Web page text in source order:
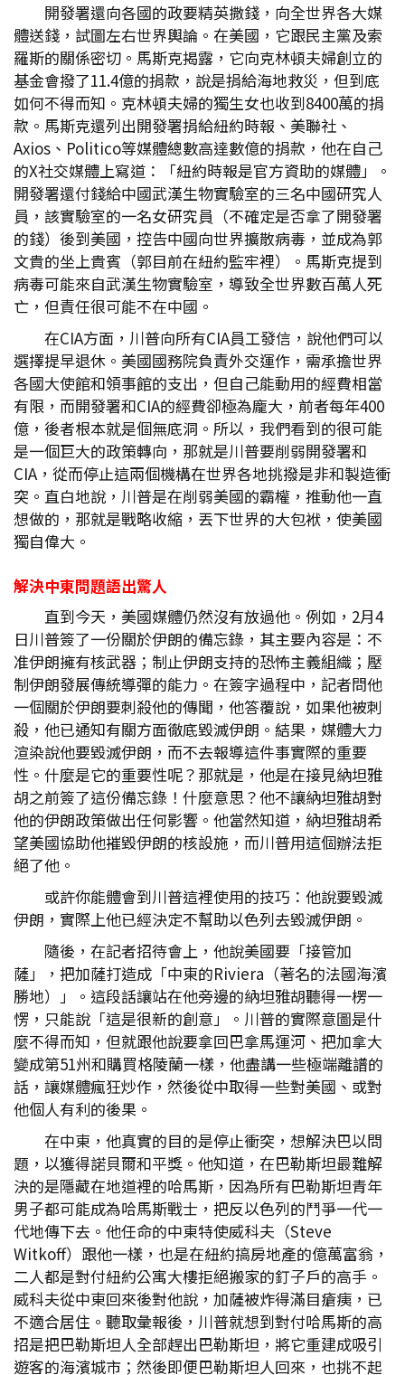
開發署還向各國的政要精英撒錢，向全世界各大媒
體送錢，試圖左右世界輿論。在美國，它跟民主黨及索
羅斯的關係密切。馬斯克揭露，它向克林頓夫婦創立的
基金會撥了11.4億的捐款，說是捐給海地救災，但到底
如何不得而知。克林頓夫婦的獨生女也收到8400萬的捐
款。馬斯克還列出開發署捐給紐約時報、美聯社、
Axios、Politico等媒體總數高達數億的捐款，他在自己
的X社交媒體上寫道：「紐約時報是官方資助的媒體」。
開發署還付錢給中國武漢生物實驗室的三名中國研究人
員，該實驗室的一名女研究員（不確定是否拿了開發署
的錢）後到美國，控告中國向世界擴散病毒，並成為郭
文貴的坐上貴賓（郭目前在紐約監牢裡）。馬斯克提到
病毒可能來自武漢生物實驗室，導致全世界數百萬人死
亡，但責任很可能不在中國。
在CIA方面，川普向所有CIA員工發信，說他們可以
選擇提早退休。美國國務院負責外交運作，需承擔世界
各國大使館和領事館的支出，但自己能動用的經費相當
有限，而開發署和CIA的經費卻極為龐大，前者每年400
億，後者根本就是個無底洞。所以，我們看到的很可能
是一個巨大的政策轉向，那就是川普要削弱開發署和
CIA，從而停止這兩個機構在世界各地挑撥是非和製造衝
突。直白地說，川普是在削弱美國的霸權，推動他一直
想做的，那就是戰略收縮，丟下世界的大包袱，使美國
獨自偉大。
解決中東問題語出驚人
直到今天，美國媒體仍然沒有放過他。例如，2月4
日川普簽了一份關於伊朗的備忘錄，其主要內容是：不
准伊朗擁有核武器；制止伊朗支持的恐怖主義組織；壓
制伊朗發展傳統導彈的能力。在簽字過程中，記者問他
一個關於伊朗要刺殺他的傳聞，他答覆說，如果他被刺
殺，他已通知有關方面徹底毀滅伊朗。結果，媒體大力
渲染說他要毀滅伊朗，而不去報導這件事實際的重要
性。什麼是它的重要性呢？那就是，他是在接見納坦雅
胡之前簽了這份備忘錄！什麼意思？他不讓納坦雅胡對
他的伊朗政策做出任何影響。他當然知道，納坦雅胡希
望美國協助他摧毀伊朗的核設施，而川普用這個辦法拒
絕了他。
或許你能體會到川普這裡使用的技巧：他說要毀滅
伊朗，實際上他已經決定不幫助以色列去毀滅伊朗。
隨後，在記者招待會上，他說美國要「接管加
薩」，把加薩打造成「中東的Riviera（著名的法國海濱
勝地）」。這段話讓站在他旁邊的納坦雅胡聽得一楞一
愣，只能說「這是很新的創意」。川普的實際意圖是什
麼不得而知，但就跟他說要拿回巴拿馬運河、把加拿大
變成第51州和購買格陵蘭一樣，他盡講一些極端離譜的
話，讓媒體瘋狂炒作，然後從中取得一些對美國、或對
他個人有利的後果。
在中東，他真實的目的是停止衝突，想解決巴以問
題，以獲得諾貝爾和平獎。他知道，在巴勒斯坦最難解
決的是隱藏在地道裡的哈馬斯，因為所有巴勒斯坦青年
男子都可能成為哈馬斯戰士，把反以色列的鬥爭一代一
代地傳下去。他任命的中東特使威科夫（Steve
Witkoff）跟他一樣，也是在紐約搞房地產的億萬富翁，
二人都是對付紐約公寓大樓拒絕搬家的釘子戶的高手。
威科夫從中東回來後對他說，加薩被炸得滿目瘡痍，已
不適合居住。聽取彙報後，川普就想到對付哈馬斯的高
招是把巴勒斯坦人全部趕出巴勒斯坦，將它重建成吸引
遊客的海濱城市；然後即便巴勒斯坦人回來，也挑不起